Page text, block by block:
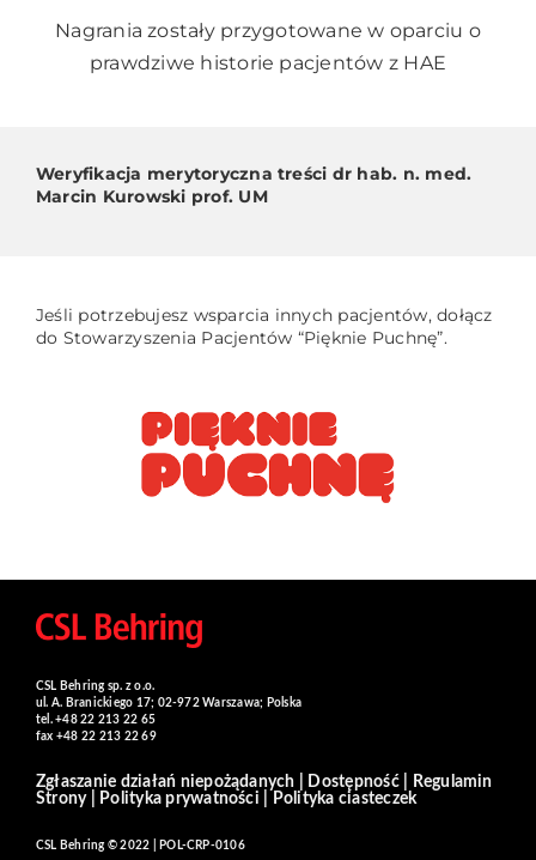
Nagrania zostały przygotowane w oparciu o
prawdziwe historie pacjentów z HAE
Weryfikacja merytoryczna treści dr hab. n. med.
Marcin Kurowski prof. UM
Jeśli potrzebujesz wsparcia innych pacjentów, dołącz
do Stowarzyszenia Pacjentów “Pięknie Puchnę”.
CSL Behring sp. z o.o.
ul. A. Branickiego 17; 02-972 Warszawa; Polska
tel. +48 22 213 22 65
fax +48 22 213 22 69
Zgłaszanie działań niepożądanych Dostępność|
Regulamin
Strony| Polityka prywatności Polityka ciasteczek
CSL Behring © 2022 | POL-CRP-0106